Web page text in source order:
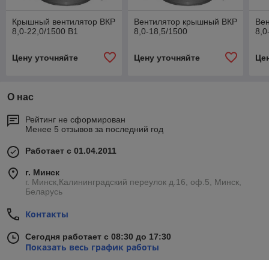
Крышный вентилятор ВКР
8,0-22,0/1500 В1
Цену уточняйте
Вентилятор крышный ВКР
8,0-18,5/1500
Цену уточняйте
О нас
Рейтинг не сформирован
Менее 5 отзывов за последний год
Работает с 01.04.2011
г. Минск
г. Минск,Калининградский переулок д.16, оф.5, Минск,
Беларусь
Контакты
Сегодня работает с 08:30 до 17:30
Показать весь график работы